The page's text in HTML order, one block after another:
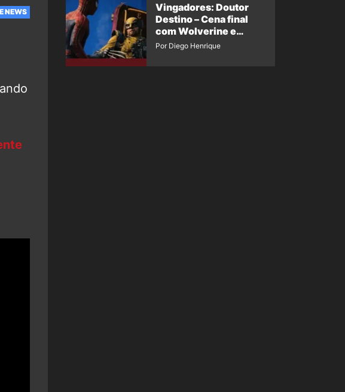
NEWS
Vingadores: Doutor
Destino – Cena final
com Wolverine e
Homem-Aranha de
Por Diego Henrique